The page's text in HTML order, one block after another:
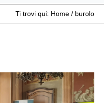
Ti trovi qui: Home / burolo